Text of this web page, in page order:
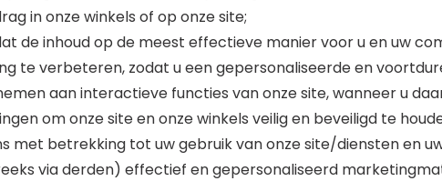
in onze winkels of op onze site;
de inhoud op de meest effectieve manier voor u en uw
te verbeteren, zodat u een gepersonaliseerde en
aan interactieve functies van onze site, wanneer u
om onze site en onze winkels veilig en beveiligd te
met betrekking tot uw gebruik van onze site/diensten en
via derden) effectief en gepersonaliseerd